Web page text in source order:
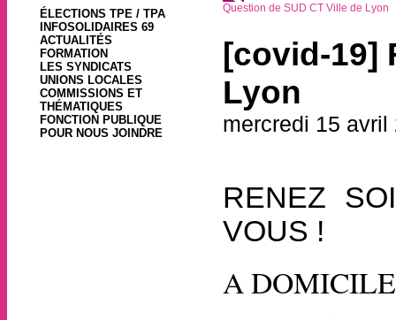
ÉLECTIONS TPE / TPA
INFOSOLIDAIRES 69
ACTUALITÉS
FORMATION
LES SYNDICATS
UNIONS LOCALES
COMMISSIONS ET
THÉMATIQUES
FONCTION PUBLIQUE
POUR NOUS JOINDRE
Question de SUD CT Ville de Lyon
[covid-19]
Lyon
mercredi 15
RENEZ
VOUS !
A DOMICILE